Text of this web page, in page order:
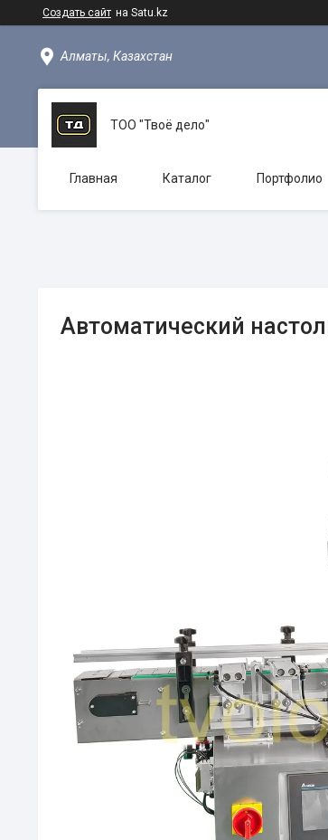
Создать сайт на Satu.kz
Алматы, Казахстан
ТОО "Твоё дело"
Главная Каталог Портфолио
Автоматический